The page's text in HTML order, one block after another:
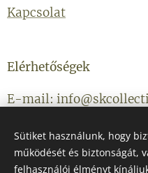
Kapcsolat
Elérhetőségek
E-mail:
Sütiket használunk, hogy
működését és biztonságát,
felhasználói élményt